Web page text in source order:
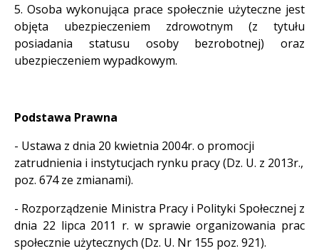
5. Osoba wykonująca prace społecznie użyteczne jest
objęta ubezpieczeniem zdrowotnym (z tytułu
posiadania statusu osoby bezrobotnej) oraz
ubezpieczeniem wypadkowym.
Podstawa Prawna
- Ustawa z dnia 20 kwietnia 2004r. o promocji
zatrudnienia i instytucjach rynku pracy (Dz. U. z 2013r.,
poz. 674 ze zmianami).
- Rozporządzenie Ministra Pracy i Polityki Społecznej z
dnia 22 lipca 2011 r. w sprawie organizowania prac
społecznie użytecznych (Dz. U. Nr 155 poz. 921).